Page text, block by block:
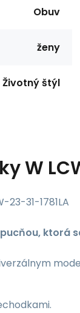
Obuv
ženy
Životný štýl
W
31-1781LA